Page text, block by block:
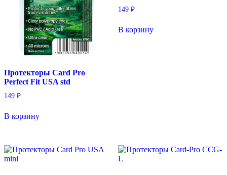
Протекторы Card Pro
Perfect Fit USA std
149 ₽
В корзину
149 ₽
В корзину